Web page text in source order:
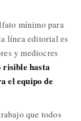
mínimo para
línea editorial es
y mediocres
risible hasta
el equipo de
que todos